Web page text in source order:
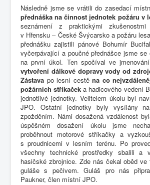
Následně jsme se vrátili do zasedací
přednáška na činnost jednotek požáru v
seznámení z praktickými
v Hřensku – České Švýcarsko a požáru
přednášku zajistili pánové Bohumír
vyčerpávající a poučné přednášce jsme se
na první úkol. Ten spočíval ve
vytvoření dálkové dopravy vody od
Zástava po lesní cestěna co
požárních stříkaček a hadicového vedení
jednotlivé jednotky. Velitelem úkolu byl
JPO. Ostatní jednotky byly vysílány
zpožděním. Námi dosažená vzdálenost
úspěšném dosažení úkolu jsme
proběhnout motorové stříkačky a
s proudnicemi v lesním terénu. Po
všechny technické prostředky sbalili a
hasičské zbrojnice. Zde nás čekal oběd
guláše s pečivem. Guláš pro nás
Paukner, člen místní JPO.